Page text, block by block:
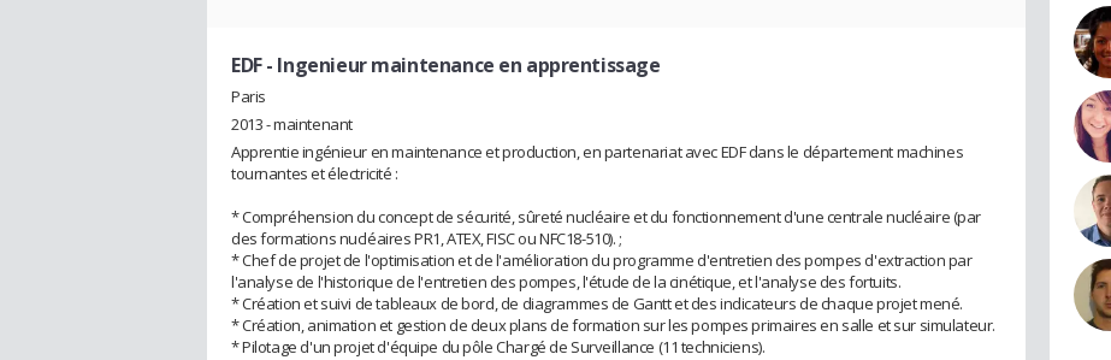
EDF- Ingenieur maintenance en apprentissage
Paris
2013 - maintenant
Apprentie ingénieur en maintenance et production, en partenariat avec EDF dans le département machines
tournantes et électricité :
* Compréhension du concept de sécurité, sûreté nucléaire et du fonctionnement d'une centrale nucléaire (par
des formations nucléaires PR1, ATEX, FISC ou NFC18-510). ;
* Chef de projet de l'optimisation et de l'amélioration du programme d'entretien des pompes d'extraction par
l'analyse de l'historique de l'entretien des pompes, l'étude de la cinétique, et l'analyse des fortuits.
* Création et suivi de tableaux de bord, de diagrammes de Gantt et des indicateurs de chaque projet mené.
* Création, animation et gestion de deux plans de formation sur les pompes primaires en salle et sur simulateur.
* Pilotage d'un projet d'équipe du pôle Chargé de Surveillance (11 techniciens).